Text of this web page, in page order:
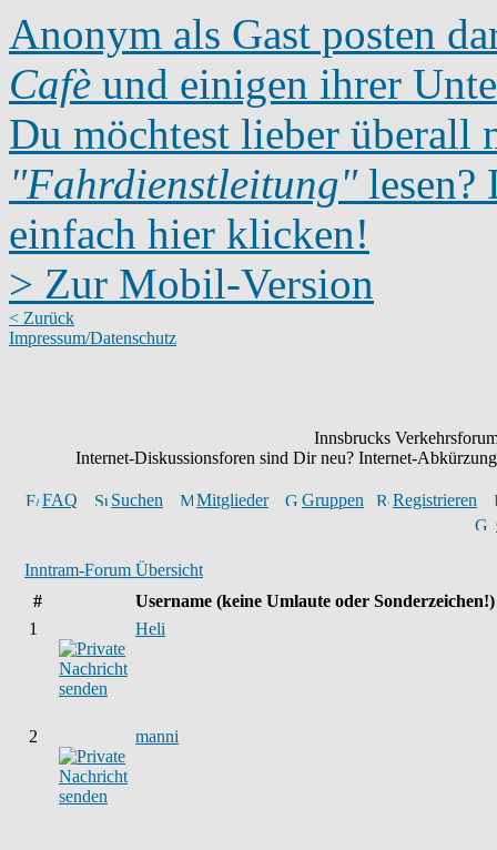
Anonym als Gast posten
Cafè und einigen ihrer
Du möchtest lieber überall
"Fahrdienstleitung"lesen?
einfach hier klicken!
> Zur Mobil-Version
< Zurück
Impressum/Datenschutz
Innsbrucks
Internet-Diskussionsforen sind Dir neu? Internet-
FAQ Suchen Mitglieder Gruppen
Registrieren
Inntram-Forum Übersicht
#
Username (keine Umlaute oder Sonderzeichen!)
1
Heli
2 manni